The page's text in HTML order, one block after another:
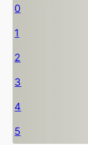
0
1
2
3
4
5